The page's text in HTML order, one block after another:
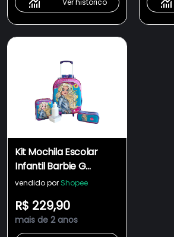
Ver histórico
Kit Mochila Escolar
Infantil Barbie G
Rodinhas Meninas F5
vendido por Shopee
R$ 229,90
mais de 2 anos